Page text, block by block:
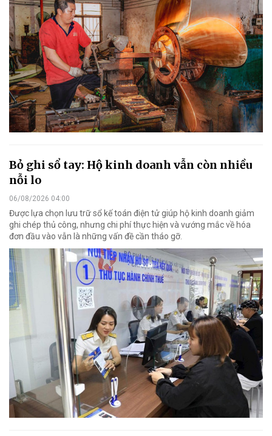
Bỏ ghi sổ tay: Hộ kinh doanh vẫn còn nhiều
nỗi lo
06/08/2026 04:00
Được lựa chọn lưu trữ sổ kế toán điện tử giúp hộ kinh doanh giảm
ghi chép thủ công, nhưng chi phí thực hiện và vướng mắc về hóa
đơn đầu vào vẫn là những vấn đề cần tháo gỡ.